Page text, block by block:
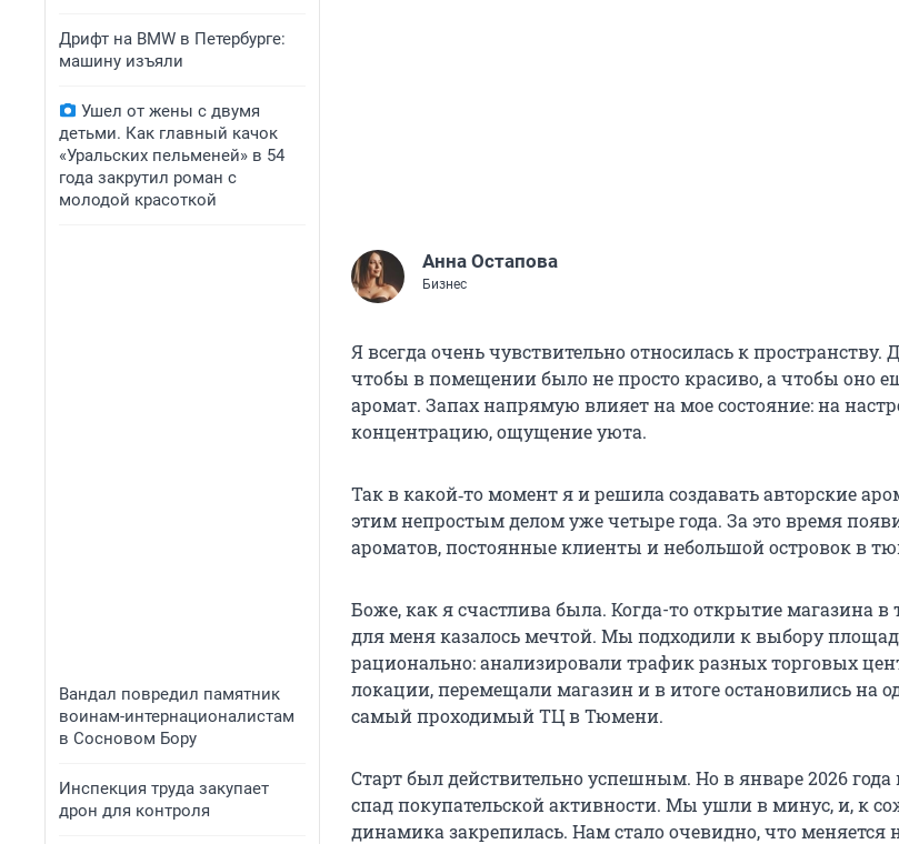
Дрифт на BMW в Петербурге:
машину изъяли
Ушел от жены с двумя
детьми. Как главный качок
«Уральских пельменей» в 54
года закрутил роман с
молодой красоткой
Вандал повредил памятник
воинам-интернационалистам
в Сосновом Бору
Инспекция труда закупает
дрон для контроля
Анна Остапова
Бизнес
Я всегда очень чувствительно относилась к
чтобы в помещении было не просто красиво, а чтобы оно
аромат. Запах напрямую влияет на мое состояние: на
концентрацию, ощущение уюта.
Так в какой‑то момент я и решила создавать авторские
этим непростым делом уже четыре года. За это время
ароматов, постоянные клиенты и небольшой островок в
Боже, как я счастлива была. Когда-то открытие магазина в
для меня казалось мечтой. Мы подходили к выбору
рационально: анализировали трафик разных торговых
локации, перемещали магазин и в итоге остановились на
самый проходимый ТЦ в Тюмени.
Старт был действительно успешным. Но в январе 2026
спад покупательской активности. Мы ушли в минус, и, к
динамика закрепилась. Нам стало очевидно, что меняется